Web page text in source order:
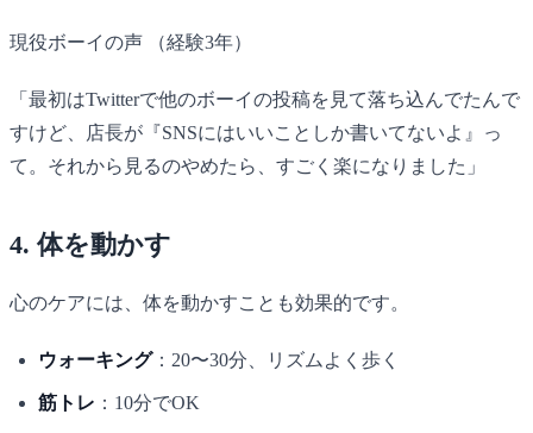
現役ボーイの声 （経験3年）
「最初はTwitterで他のボーイの投稿を見て落ち込んでたんで
すけど、店長が『SNSにはいいことしか書いてないよ』っ
て。それから見るのやめたら、すごく楽になりました」
4. 体を動かす
心のケアには、体を動かすことも効果的です。
ウォーキング：20〜30分、リズムよく歩く
筋トレ ：10分でOK